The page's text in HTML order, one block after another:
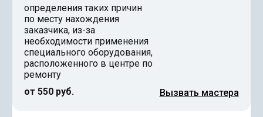
определения таких причин
по месту нахождения
заказчика, из-за
необходимости применения
специального оборудования,
расположенного в центре по
ремонту
от 550 руб.
Вызвать мастера